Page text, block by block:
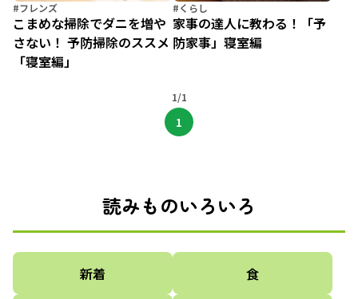
#フレンズ
こまめな掃除でダニを増や
さない！ 予防掃除のススメ
「寝室編」
#くらし
家事の達人に教わる！「予
防家事」寝室編
1/1
1
読みものいろいろ
新着 食